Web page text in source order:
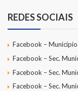
REDES SOCIAIS
Facebook –
Facebook – Sec.
Facebook – Sec.
Facebook – Sec.